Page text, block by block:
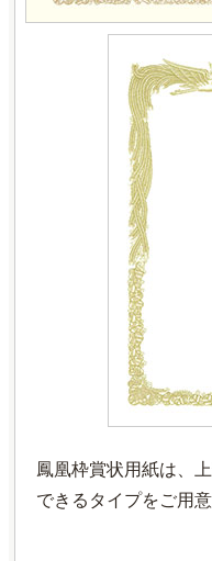
鳳凰枠賞状用紙は、
できるタイプをご用